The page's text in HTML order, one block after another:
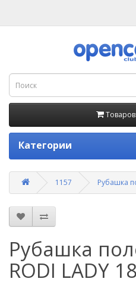
Категории
1157 Рубашка
Рубашка
RODI LADY